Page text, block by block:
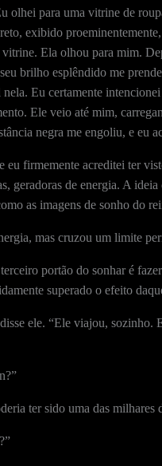
olhei para uma vitrine de
exibido
Ela olhou para mim.
brilho esplêndido me
Eu certamente
Ele veio até mim,
negra me engoliu, e eu
eu firmemente acreditei ter
geradoras de energia. A
as imagens de sonho do
mas cruzou um limite
portão do sonhar é
superado o efeito
ele. “Ele viajou, sozinho.
ter sido uma das milhares